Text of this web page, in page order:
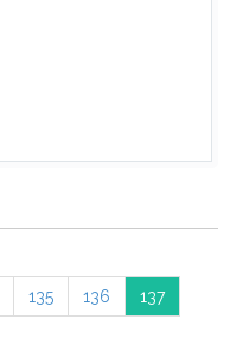
135 136 137